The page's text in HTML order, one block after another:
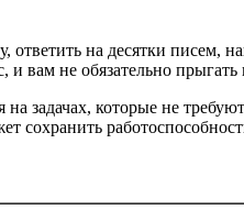
ответить на десятки писем,
вам не обязательно прыгать
на задачах, которые не